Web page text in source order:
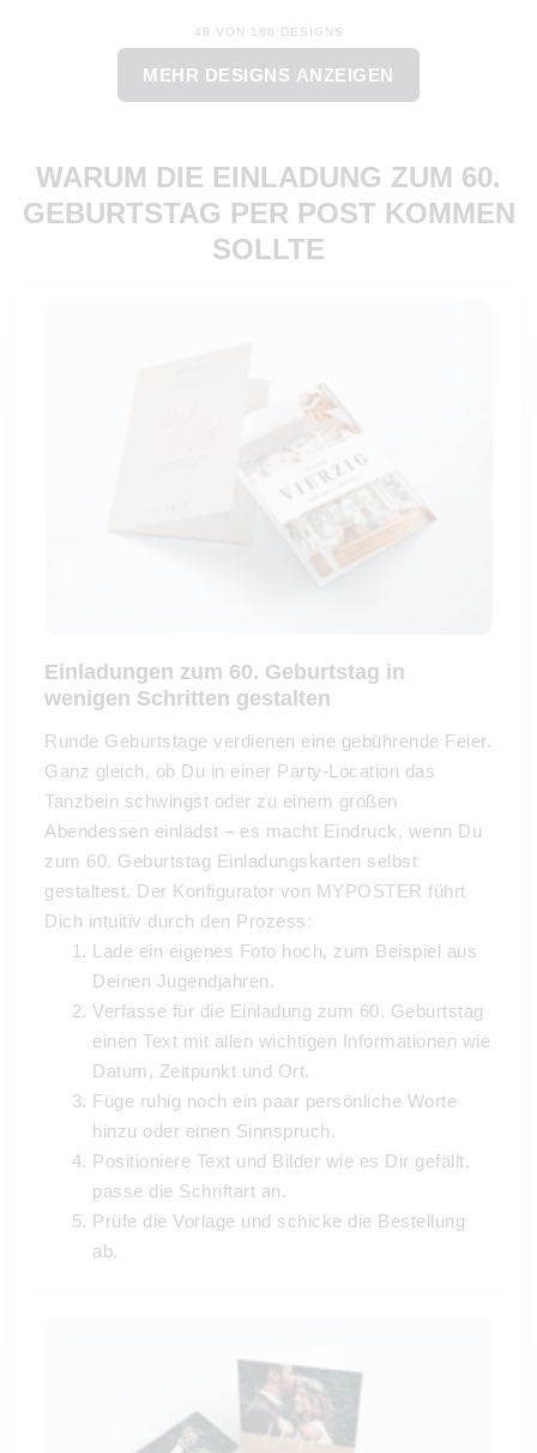
48 VON 166 DESIGNS
MEHR DESIGNS ANZEIGEN
WARUM DIE EINLADUNG ZUM 60.
GEBURTSTAG PER POST KOMMEN
SOLLTE
Einladungen zum 60. Geburtstag in
wenigen Schritten gestalten
Runde Geburtstage verdienen eine gebührende Feier.
Ganz gleich, ob Du in einer Party-Location das
Tanzbein schwingst oder zu einem großen
Abendessen einlädst – es macht Eindruck, wenn Du
zum 60. Geburtstag Einladungskarten selbst
gestaltest. Der Konfigurator von MYPOSTER führt
Dich intuitiv durch den Prozess:
Lade ein eigenes Foto hoch, zum Beispiel aus
Deinen Jugendjahren.
Verfasse für die Einladung zum 60. Geburtstag
einen Text mit allen wichtigen Informationen wie
Datum, Zeitpunkt und Ort.
Füge ruhig noch ein paar persönliche Worte
hinzu oder einen Sinnspruch.
Positioniere Text und Bilder wie es Dir gefällt,
passe die Schriftart an.
Prüfe die Vorlage und schicke die Bestellung
ab.